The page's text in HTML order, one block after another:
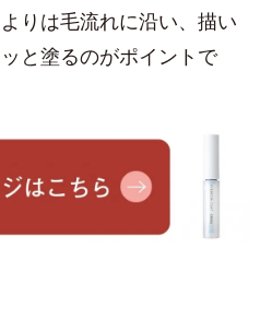
りは毛流れに沿い、描い
と塗るのがポイントで